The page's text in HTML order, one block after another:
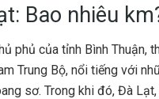
Bao nhiêu
phủ của tỉnh Bình Thuận,
Trung Bộ, nổi tiếng với
sơ. Trong khi đó, Đà